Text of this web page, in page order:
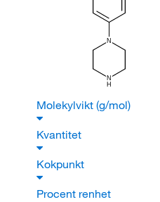
N
N
H
Molekylvikt (g/mol)
Kvantitet
Kokpunkt
Procent renhet